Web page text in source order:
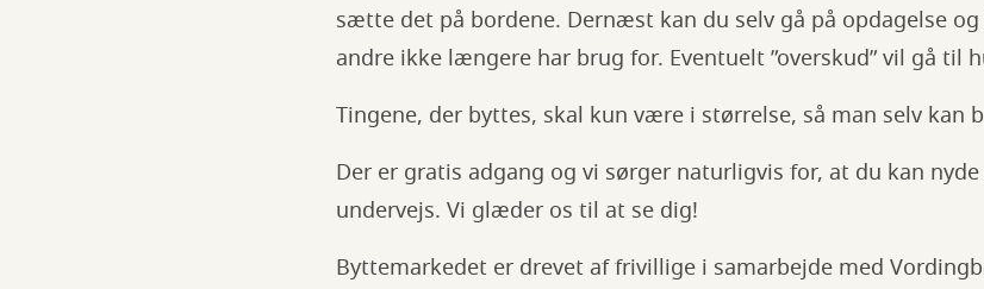
sætte det på bordene. Dernæst kan du selv gå på opdagelse
andre ikke længere har brug for. Eventuelt ”overskud” vil gå til
Tingene, der byttes, skal kun være i størrelse, så man selv
Der er gratis adgang og vi sørger naturligvis for, at du kan
undervejs. Vi glæder os til at se dig!
Byttemarkedet er drevet af frivillige i samarbejde med